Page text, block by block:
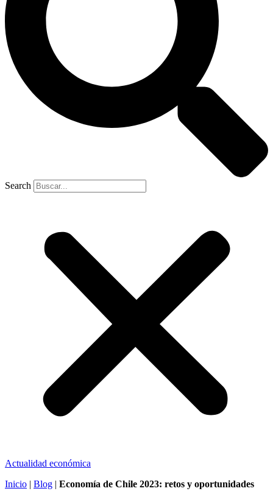
Search
Actualidad económica
Inicio | Blog | Economía de Chile 2023: retos y oportunidades